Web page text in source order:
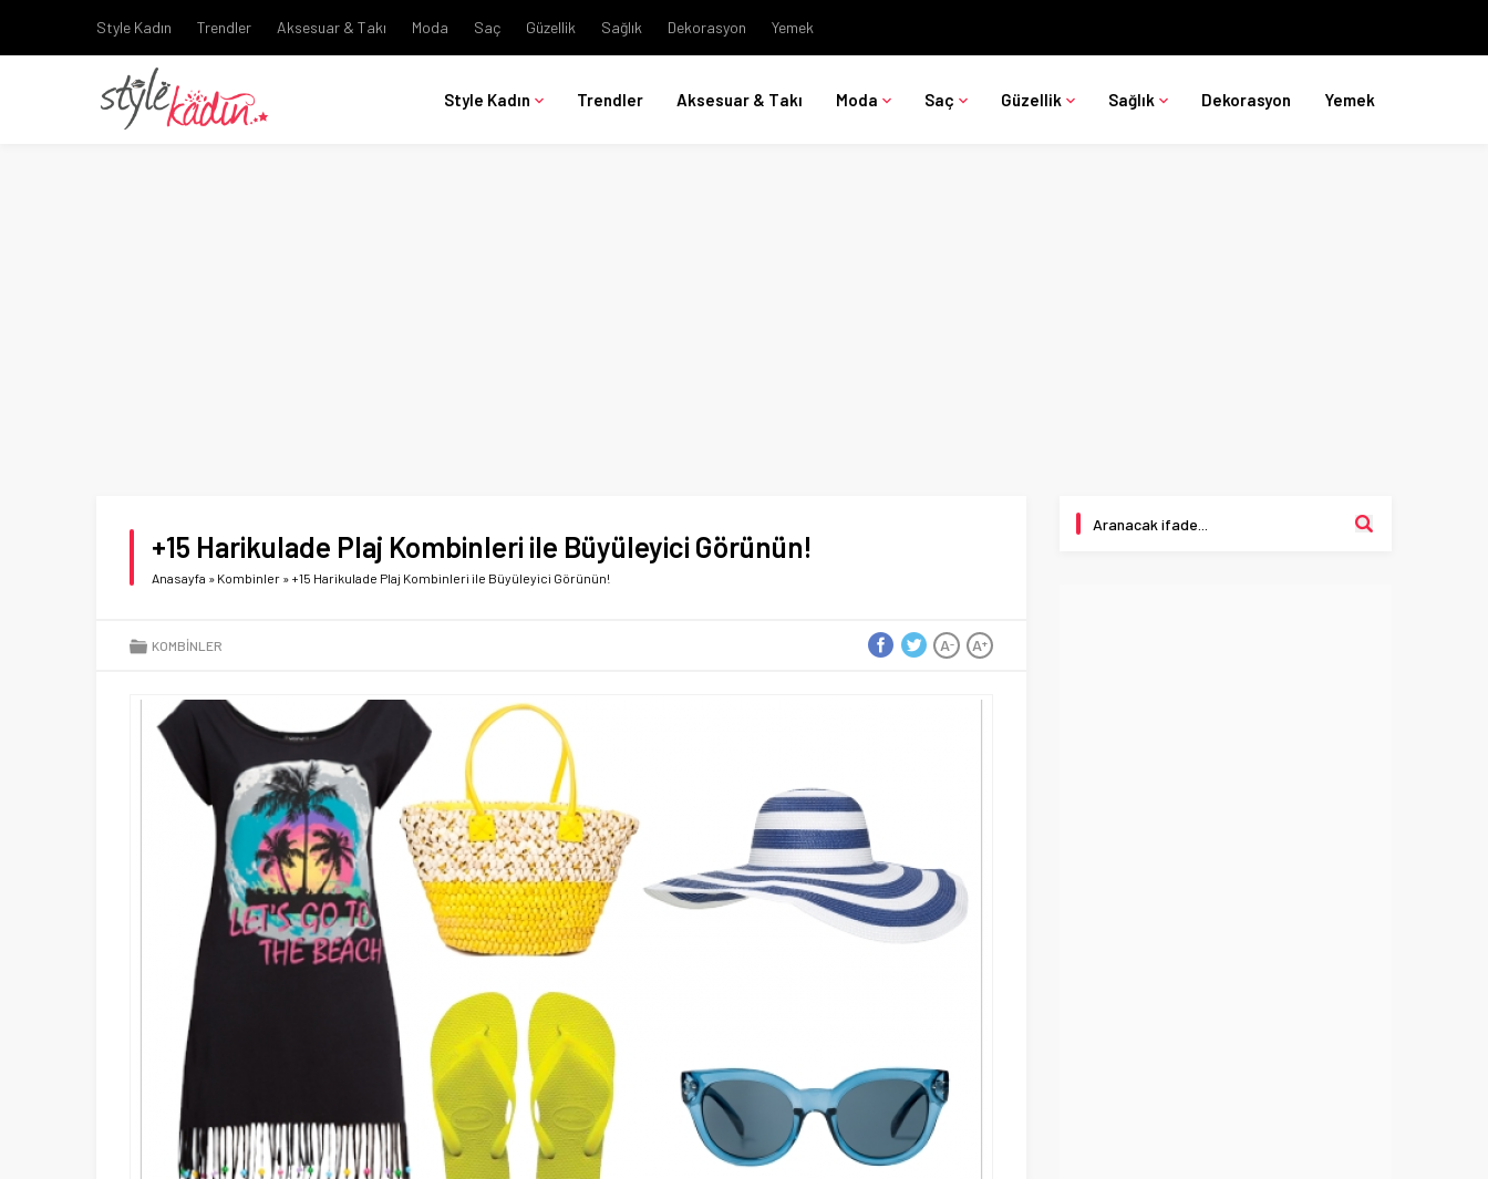
Style Kadın Trendler Aksesuar & Takı Moda Saç Güzellik Sağlık Dekorasyon Yemek
Style Kadın Trendler Aksesuar & Takı Moda Saç Güzellik Sağlık Dekorasyon Yemek
+15 Harikulade Plaj Kombinleri ile Büyüleyici Görünün!
Anasayfa » Kombinler » +15 Harikulade Plaj Kombinleri ile Büyüleyici Görünün!
KOMBINLER A+
A-